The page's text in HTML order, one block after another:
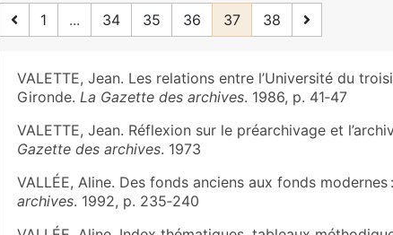
1 ... 34 35 36 37 38
VALETTE, Jean. Les relations entre l’Université du
Gironde. La Gazette des archives. 1986, p. 41‑47
VALETTE, Jean. Réflexion sur le préarchivage et
Gazette des archives. 1973
VALLÉE, Aline. Des fonds anciens aux fonds modernes
archives. 1992, p. 235‑240